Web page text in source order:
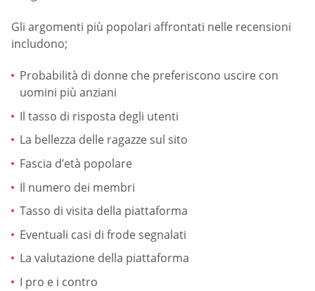
Gli argomenti più popolari affrontati nelle recensioni
includono;
Probabilità di donne che preferiscono uscire con
uomini più anziani
Il tasso di risposta degli utenti
La bellezza delle ragazze sul sito
Fascia d’età popolare
Il numero dei membri
Tasso di visita della piattaforma
Eventuali casi di frode segnalati
La valutazione della piattaforma
I pro e i contro